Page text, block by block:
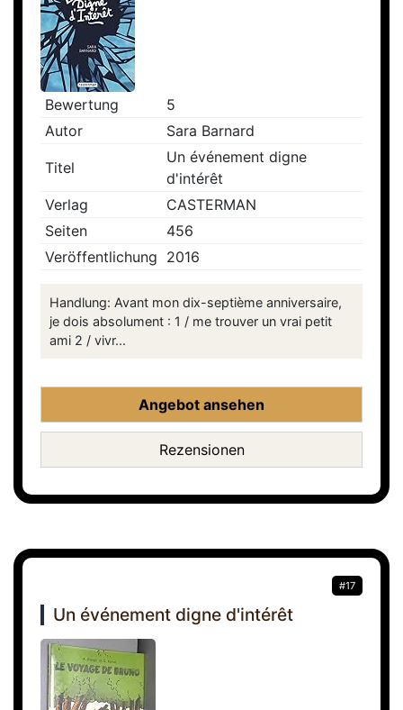
Bewertung
5
Autor
Sara Barnard
Titel
Un événement digne
d'intérêt
Verlag
CASTERMAN
Seiten
456
Veröffentlichung 2016
Handlung: Avant mon dix-septième anniversaire,
je dois absolument : 1 / me trouver un vrai petit
ami 2 / vivr...
Angebot ansehen
Rezensionen
#17
Un événement digne d'intérêt